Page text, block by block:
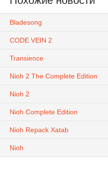
Bladesong
CODE VEIN 2
Transience
Nioh 2 The Complete Edition
Nioh 2
Nioh Complete Edition
Nioh Repack Xatab
Nioh